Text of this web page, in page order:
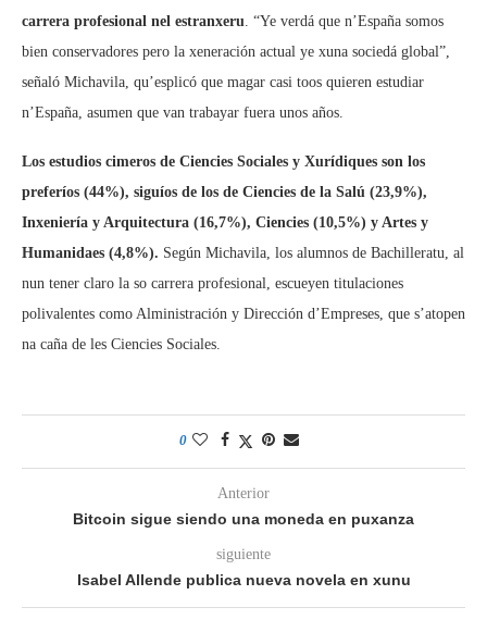
carrera profesional nel estranxeru . “Ye verdá que n’España somos
bien conservadores pero la xeneración actual ye xuna sociedá global”,
señaló Michavila, qu’esplicó que magar casi toos quieren estudiar
n’España, asumen que van trabayar fuera unos años.
Los estudios cimeros de Ciencies Sociales y Xurídiques son los
preferíos (44%), siguíos de los de Ciencies de la Salú (23,9%),
Inxeniería y Arquitectura (16,7%), Ciencies (10,5%) y Artes y
Humanidaes (4,8%). Según Michavila, los alumnos de Bachilleratu, al
nun tener claro la so carrera profesional, escueyen titulaciones
polivalentes como Alministración y Dirección d’Empreses, que s’atopen
na caña de les Ciencies Sociales.
0
Anterior
Bitcoin sigue siendo una moneda en puxanza
siguiente
Isabel Allende publica nueva novela en xunu